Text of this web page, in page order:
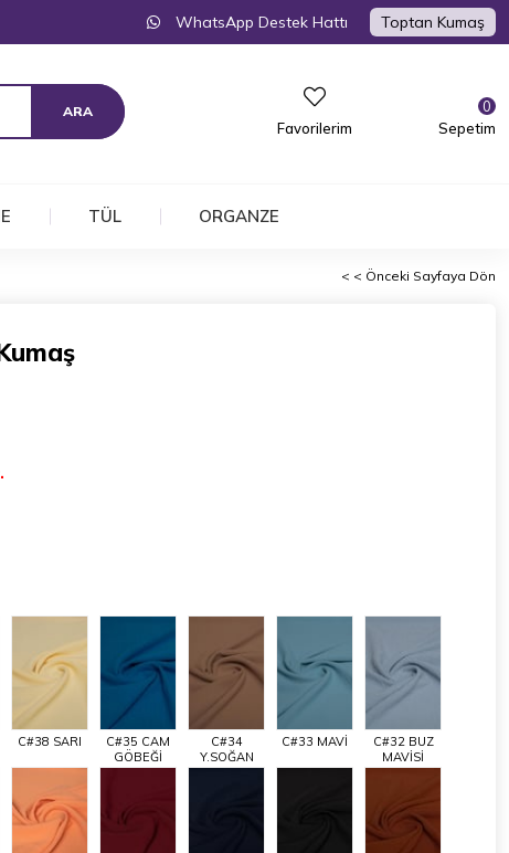
WhatsApp Destek Hattı Toptan Kumaş
Sepetim
0
Favorilerim
TÜL ORGANZE
< < Önceki Sayfaya Dön
C#38 SARI
C#35 CAM
GÖBEĞİ
C#34
Y.SOĞAN
C#33 MAVİ
C#32 BUZ
MAVİSİ